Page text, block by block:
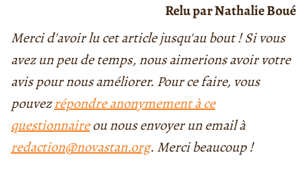
Relu par Nathalie Boué
Merci d'avoir lu cet article jusqu'au bout ! Si vous
avez un peu de temps, nous aimerions avoir votre
avis pour nous améliorer. Pour ce faire, vous
pouvezrépondre anonymement à ce
questionnaireou nous envoyer un email à
redaction@novastan.org. Merci beaucoup !